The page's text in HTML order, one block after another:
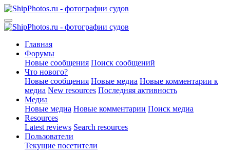
Главная
Форумы
Новые сообщения Поиск сообщений
Что нового?
Новые сообщения Новые медиа Новые комментарии к
медиа New resources Последняя активность
Медиа
Новые медиа Новые комментарии Поиск медиа
Resources
Latest reviews Search resources
Пользователи
Текущие посетители